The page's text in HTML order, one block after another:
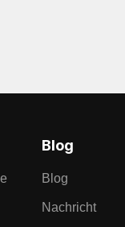
Blog
Blog
Nachricht